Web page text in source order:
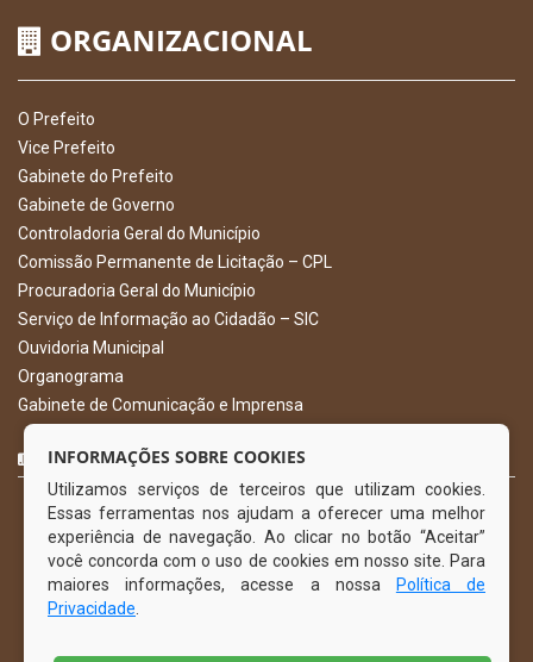
ORGANIZACIONAL
O Prefeito
Vice Prefeito
Gabinete do Prefeito
Gabinete de Governo
Controladoria Geral do Município
Comissão Permanente de Licitação – CPL
Procuradoria Geral do Município
Serviço de Informação ao Cidadão – SIC
Ouvidoria Municipal
Organograma
Gabinete de Comunicação e Imprensa
CURTA NOSSA FAN PAGE
INFORMAÇÕES SOBRE COOKIES
Utilizamos serviços de terceiros que utilizam cookies.
Essas ferramentas nos ajudam a oferecer uma melhor
experiência de navegação. Ao clicar no botão “Aceitar”
você concorda com o uso de cookies em nosso site. Para
maiores informações, acesse a nossa
Política de
Privacidade